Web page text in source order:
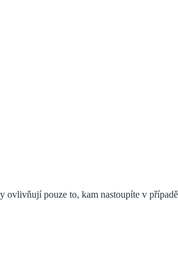
pouze to, kam nastoupíte v